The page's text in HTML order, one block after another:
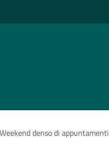
denso di appuntamenti